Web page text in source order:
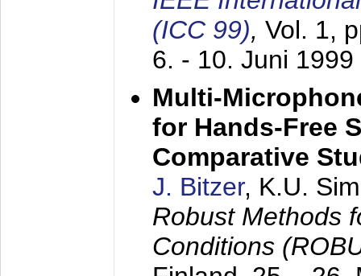
(ICC 99), Vol. 1,
6. - 10. Juni 1999
Multi-
for Hands-Free
Comparative
J. Bitzer, K.U.
Robust Methods
Conditions